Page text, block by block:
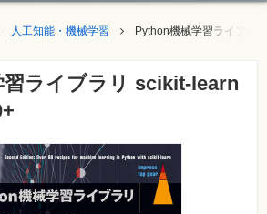
人工知能・機械学習 Python機械学習ライブラ
ライブラリ scikit-learn